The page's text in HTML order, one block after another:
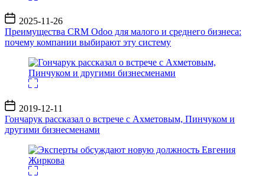
Дата
записи
2025-11-26
Преимущества CRM Odoo для малого и среднего бизнеса:
почему компании выбирают эту систему
Дата
записи
2019-12-11
Гончарук рассказал о встрече с Ахметовым, Пинчуком и
другими бизнесменами